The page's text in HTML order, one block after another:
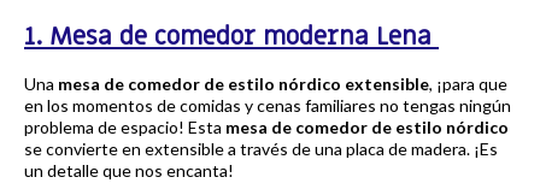
1. Mesa de comedor moderna Lena
Una mesa de comedor de estilo nórdico extensible, ¡para que
en los momentos de comidas y cenas familiares no tengas ningún
problema de espacio! Esta mesa de comedor de estilo nórdico
se convierte en extensible a través de una placa de madera. ¡Es
un detalle que nos encanta!